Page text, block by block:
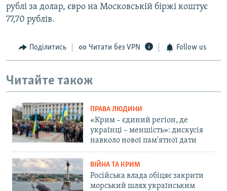
рублі за долар, євро на Московській біржі коштує
77,70 рублів.
Поділитись Читати без VPN Follow us
Читайте також
ПРАВА ЛЮДИНИ
«Крим – єдиний регіон, де
українці – меншість»: дискусія
навколо нової пам'ятної дати
ВІЙНА ТА КРИМ
Російська влада обіцяє закрити
морський шлях українським